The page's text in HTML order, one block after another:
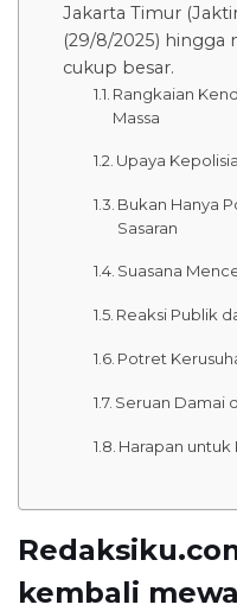
Jakarta Timur
(29/8/2025) hingga
cukup besar.
Rangkaian
Massa
Upaya
Bukan Hanya
Sasaran
Suasana
Reaksi Publik
Potret
Seruan Damai
Harapan untuk
kembali